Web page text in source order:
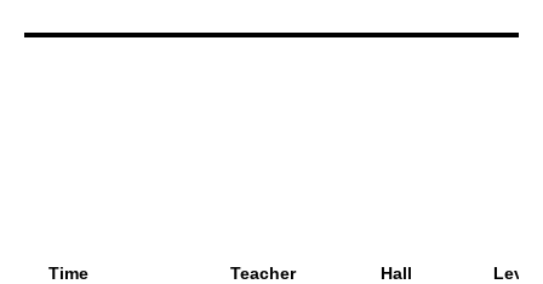
Time Teacher Hall Level